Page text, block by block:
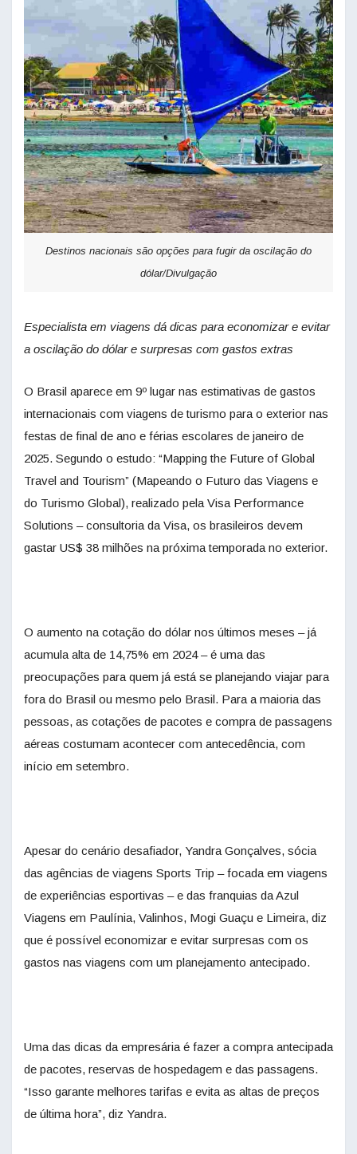
Destinos nacionais são opções para fugir da oscilação do
dólar/Divulgação
Especialista em viagens dá dicas para economizar e evitar
a oscilação do dólar e surpresas com gastos extras
O Brasil aparece em 9º lugar nas estimativas de gastos
internacionais com viagens de turismo para o exterior nas
festas de final de ano e férias escolares de janeiro de
2025. Segundo o estudo: “Mapping the Future of Global
Travel and Tourism” (Mapeando o Futuro das Viagens e
do Turismo Global), realizado pela Visa Performance
Solutions – consultoria da Visa, os brasileiros devem
gastar US$ 38 milhões na próxima temporada no exterior.
O aumento na cotação do dólar nos últimos meses – já
acumula alta de 14,75% em 2024–é uma das
preocupações para quem já está se planejando viajar para
fora do Brasil ou mesmo pelo Brasil. Para a maioria das
pessoas, as cotações de pacotes e compra de passagens
aéreas costumam acontecer com antecedência, com
início em setembro.
Apesar do cenário desafiador, Yandra Gonçalves, sócia
das agências de viagens Sports Trip – focada em viagens
de experiências esportivas – e das franquias da Azul
Viagens em Paulínia, Valinhos, Mogi Guaçu e Limeira, diz
que é possível economizar e evitar surpresas com os
gastos nas viagens com um planejamento antecipado.
Uma das dicas da empresária é fazer a compra antecipada
de pacotes, reservas de hospedagem e das passagens.
“Isso garante melhores tarifas e evita as altas de preços
de última hora”, diz Yandra.